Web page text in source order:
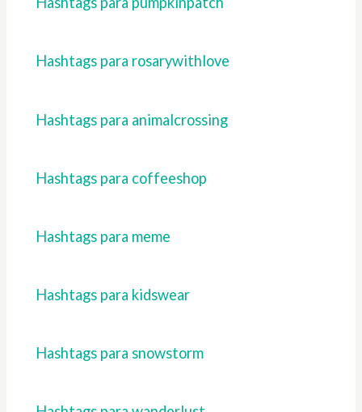
Hashtags para rosarywithlove
Hashtags para animalcrossing
Hashtags para coffeeshop
Hashtags para meme
Hashtags para kidswear
Hashtags para snowstorm